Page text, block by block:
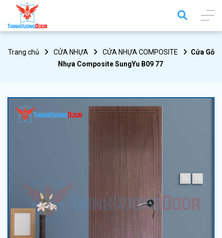
Trang chủ CỬA NHỰA CỬA NHỰA COMPOSITE
Cửa Gỗ
Nhựa Composite SungYu B09 77